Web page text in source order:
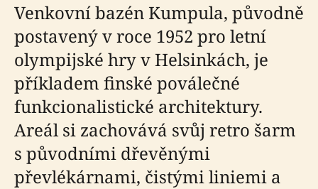
Venkovní bazén Kumpula, původně
postavený v roce 1952 pro letní
olympijské hry v Helsinkách, je
příkladem finské poválečné
funkcionalistické architektury.
Areál si zachovává svůj retro šarm
s původními dřevěnými
převlékárnami, čistými liniemi a